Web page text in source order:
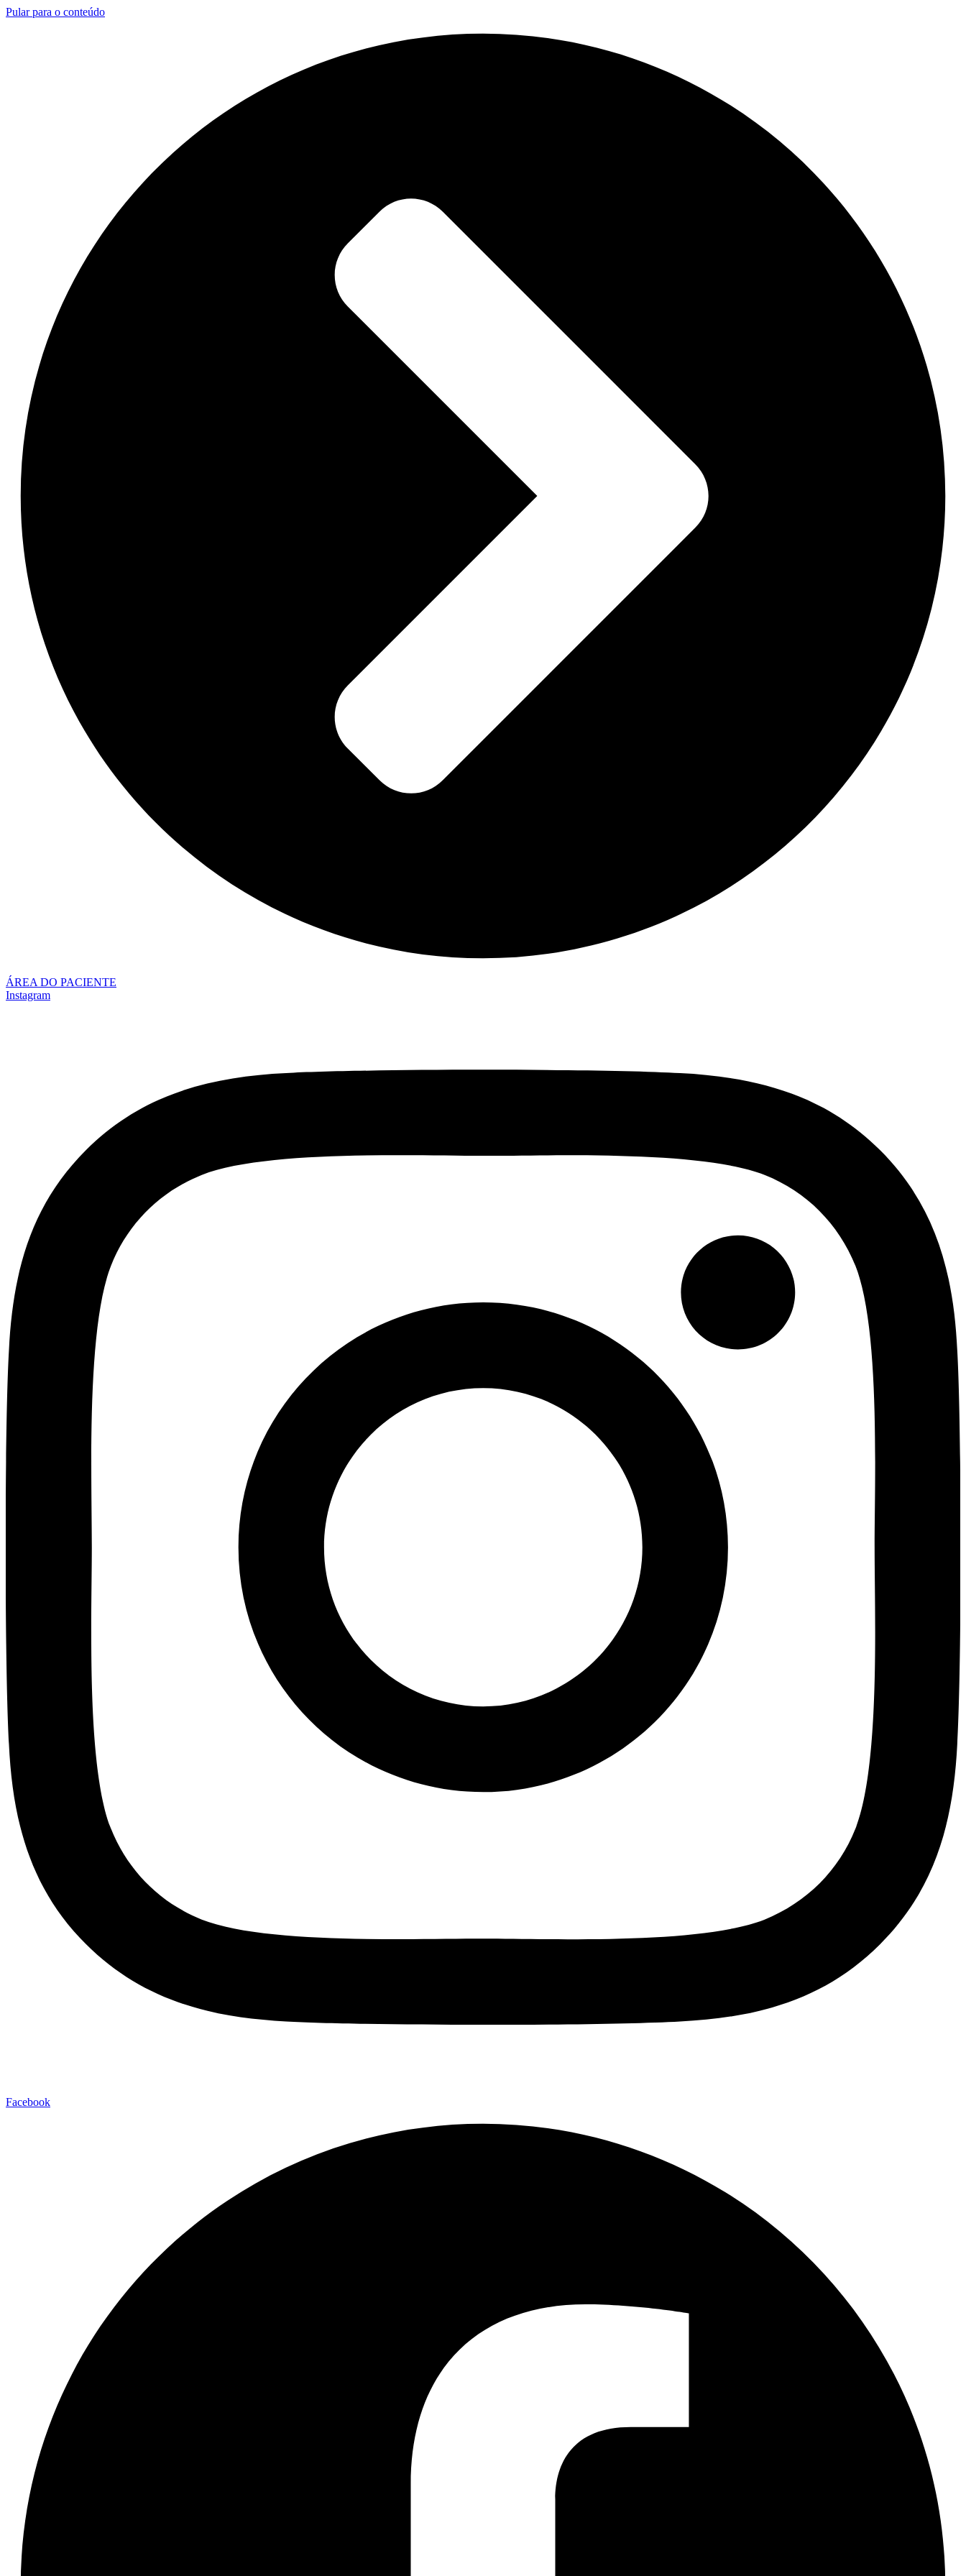
Pular para o conteúdo
ÁREA DO PACIENTE
Instagram
Facebook